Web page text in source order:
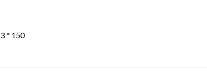
* 150